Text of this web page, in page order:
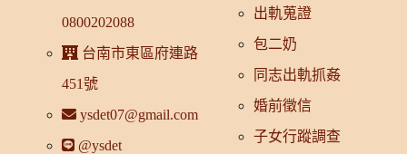
0800202088
台南市東區府連路
451號
ysdet07@gmail.com
@ysdet
出軌蒐證
包二奶
同志出軌抓姦
婚前徵信
子女行蹤調查